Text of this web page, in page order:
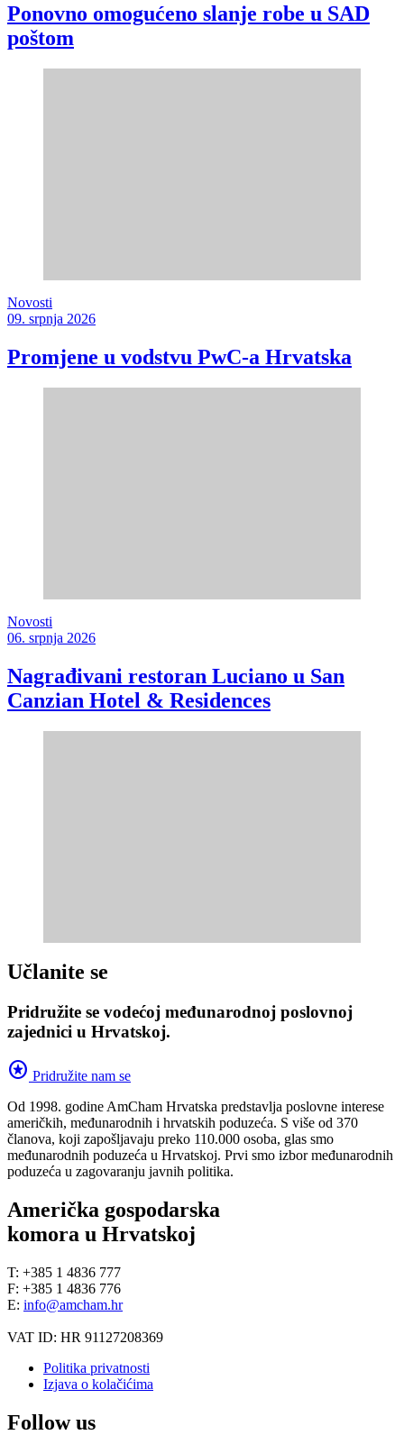
Ponovno omogućeno slanje robe u SAD
poštom
Novosti
09. srpnja 2026
Promjene u vodstvu PwC-a Hrvatska
Novosti
06. srpnja 2026
Nagrađivani restoran Luciano u San
Canzian Hotel & Residences
Učlanite se
Pridružite se vodećoj međunarodnoj poslovnoj
zajednici u Hrvatskoj.
stars Pridružite nam se
Od 1998. godine AmCham Hrvatska predstavlja poslovne interese
američkih, međunarodnih i hrvatskih poduzeća. S više od 370
članova, koji zapošljavaju preko 110.000 osoba, glas smo
međunarodnih poduzeća u Hrvatskoj. Prvi smo izbor međunarodnih
poduzeća u zagovaranju javnih politika.
Američka gospodarska
komora u Hrvatskoj
T: +385 1 4836 777
F: +385 1 4836 776
E: info@amcham.hr
VAT ID: HR 91127208369
Politika privatnosti
Izjava o kolačićima
Follow us